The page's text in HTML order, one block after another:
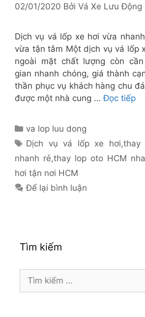
02/01/2020 Bởi Vá Xe Lưu Động
Dịch vụ vá lốp xe hơi vừa
vừa tận tâm Một dịch vụ vá lốp
ngoài mặt chất lượng còn
gian nhanh chóng, giá thành
thần phục vụ khách hàng chu
được một nhà cung …Đọc tiếp
Danh
mục
va lop luu dong
Thẻ
Dịch vụ vá lốp xe hơi,thay
nhanh rẻ,thay lop oto HCM
hơi tận nơi HCM
Để lại bình luận
Tìm kiếm
Tìm